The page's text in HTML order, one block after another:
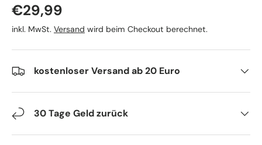
Normaler Preis
€29,99
inkl. MwSt. Versand wird beim Checkout berechnet.
kostenloser Versand ab 20 Euro
30 Tage Geld zurück